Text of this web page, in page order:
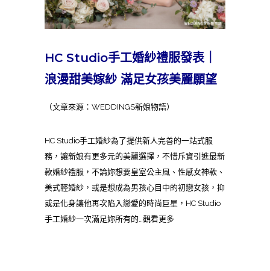
HC Studio手工婚紗禮服發表｜
浪漫甜美嫁紗 滿足女孩美麗願望
（文章來源：WEDDINGS新娘物語）
HC Studio手工婚紗為了提供新人完善的一站式服
務，讓新娘有更多元的美麗選擇，不惜斥資引進最新
款婚紗禮服，不論妳想要皇室公主風、性感女神款、
美式輕婚紗，或是想成為男孩心目中的初戀女孩，抑
或是化身讓他再次陷入戀愛的時尚巨星，HC Studio
手工婚紗一次滿足妳所有的…觀看更多